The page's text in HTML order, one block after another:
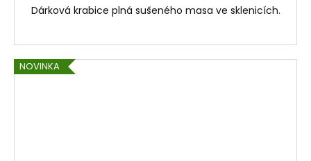
Dárková krabice plná sušeného masa ve sklenicích.
NOVINKA